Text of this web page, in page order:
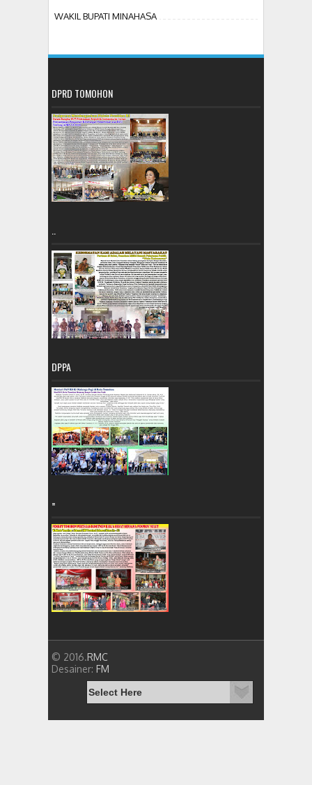
WAKIL BUPATI MINAHASA
DPRD TOMOHON
..
DPPA
=
© 2016.RMC
Desainer: FM